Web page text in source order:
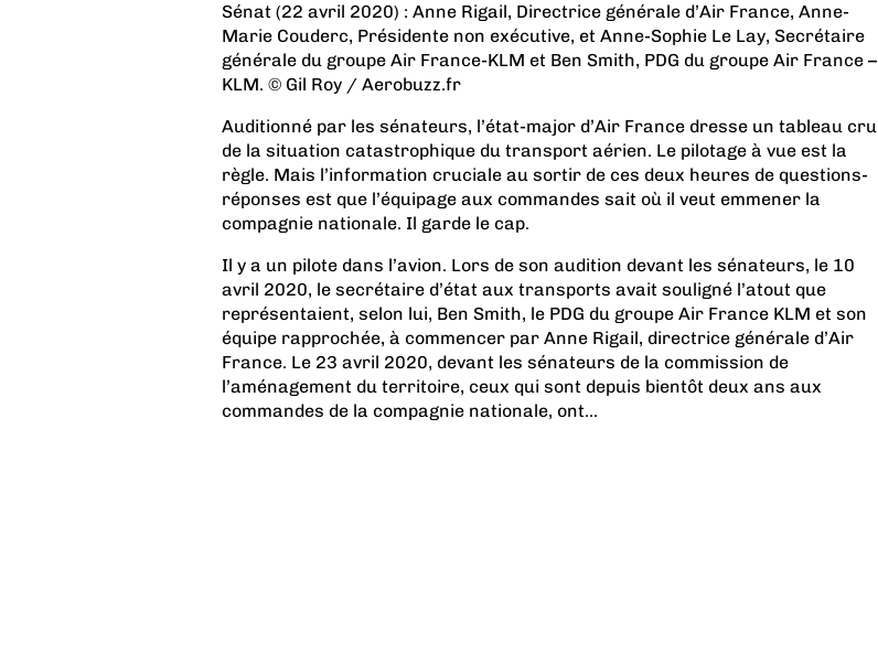
Sénat (22 avril 2020) : Anne Rigail, Directrice générale d’Air France, Anne-
Marie Couderc, Présidente non exécutive, et Anne-Sophie Le Lay, Secrétaire
générale du groupe Air France-KLM et Ben Smith, PDG du groupe Air France –
KLM. © Gil Roy / Aerobuzz.fr
Auditionné par les sénateurs, l’état-major d’Air France dresse un tableau cru
de la situation catastrophique du transport aérien. Le pilotage à vue est la
règle. Mais l’information cruciale au sortir de ces deux heures de questions-
réponses est que l’équipage aux commandes sait où il veut emmener la
compagnie nationale. Il garde le cap.
Il y a un pilote dans l’avion. Lors de son audition devant les sénateurs, le 10
avril 2020, le secrétaire d’état aux transports avait souligné l’atout que
représentaient, selon lui, Ben Smith, le PDG du groupe Air France KLM et son
équipe rapprochée, à commencer par Anne Rigail, directrice générale d’Air
France. Le 23 avril 2020, devant les sénateurs de la commission de
l’aménagement du territoire, ceux qui sont depuis bientôt deux ans aux
commandes de la compagnie nationale, ont...